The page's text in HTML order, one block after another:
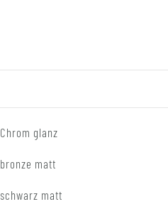
glanz
matt
matt